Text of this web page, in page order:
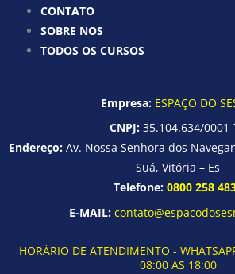
CONTATO
SOBRE NOS
TODOS OS CURSOS
Empresa: ESPAÇO DO
CNPJ: 35.104.634/
Endereço: Av. Nossa Senhora dos
Suá, Vitória – Es
Telefone: 0800 258
E-MAIL:
HORÁRIO DE ATENDIMENTO -
08:00 AS 18:00